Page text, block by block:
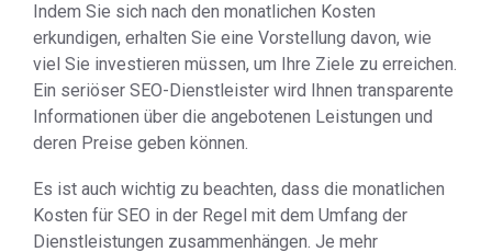
Indem Sie sich nach den monatlichen Kosten
erkundigen, erhalten Sie eine Vorstellung davon, wie
viel Sie investieren müssen, um Ihre Ziele zu erreichen.
Ein seriöser SEO-Dienstleister wird Ihnen transparente
Informationen über die angebotenen Leistungen und
deren Preise geben können.
Es ist auch wichtig zu beachten, dass die monatlichen
Kosten für SEO in der Regel mit dem Umfang der
Dienstleistungen zusammenhängen. Je mehr